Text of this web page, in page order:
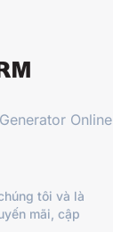
Online
tôi và là
mãi, cập